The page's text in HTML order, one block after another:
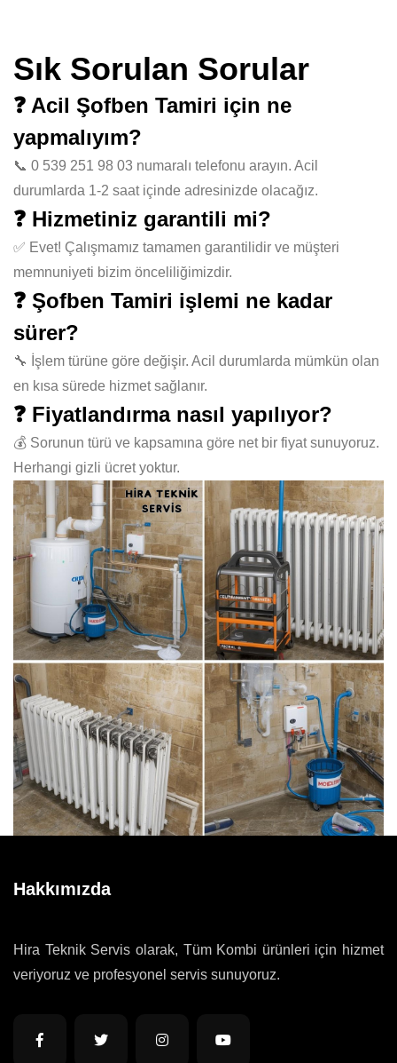
Sık Sorulan Sorular
❓ Acil Şofben Tamiri için ne
yapmalıyım?
📞 0 539 251 98 03 numaralı telefonu arayın. Acil
durumlarda 1-2 saat içinde adresinizde olacağız.
❓ Hizmetiniz garantili mi?
✅ Evet! Çalışmamız tamamen garantilidir ve müşteri
memnuniyeti bizim önceliliğimizdir.
❓ Şofben Tamiri işlemi ne kadar
sürer?
🔧 İşlem türüne göre değişir. Acil durumlarda mümkün olan
en kısa sürede hizmet sağlanır.
❓ Fiyatlandırma nasıl yapılıyor?
💰 Sorunun türü ve kapsamına göre net bir fiyat sunuyoruz.
Herhangi gizli ücret yoktur.
Hakkımızda
Hira Teknik Servis olarak, Tüm Kombi ürünleri için hizmet
veriyoruz ve profesyonel servis sunuyoruz.